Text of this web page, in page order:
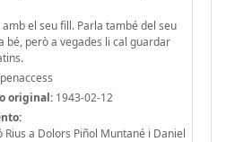
el seu fill. Parla també del seu
bé, però a vegades li cal guardar
original: 1943-02-12
a Dolors Piñol Muntané i Daniel